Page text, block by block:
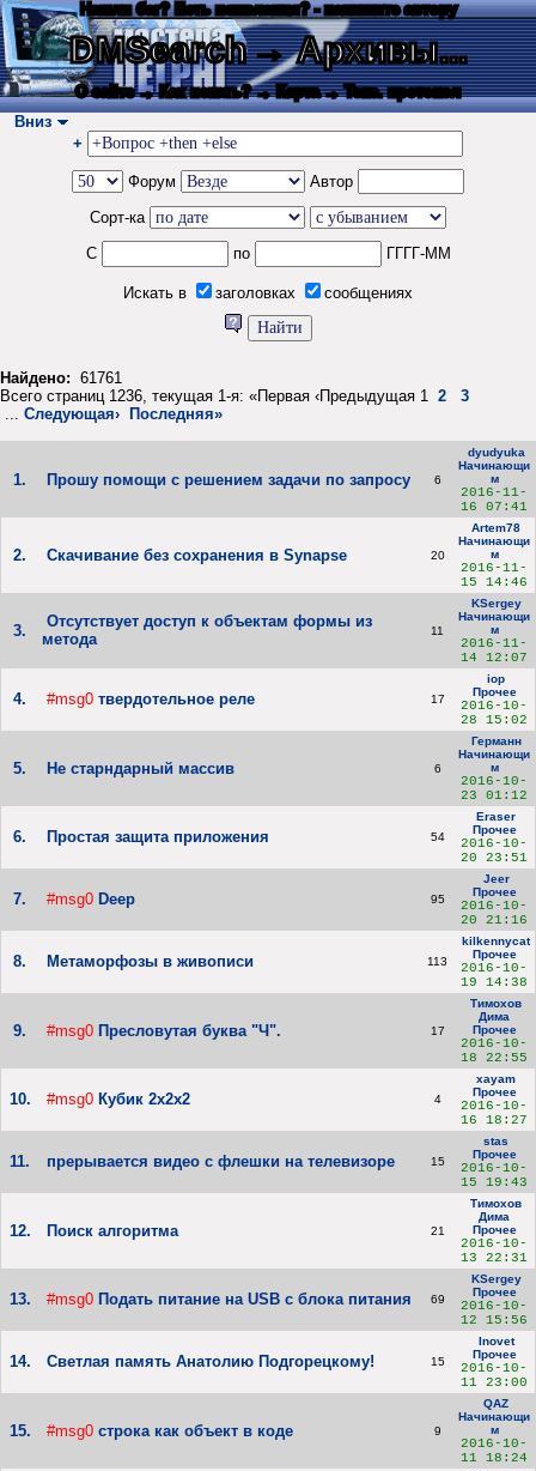
Нашли баг? Есть пожелания? - напишите автору
DMSearch→ Архивы...
О сайте → Как искать? → Карта → Текс. протокол
Вниз
+
Форум
Автор
Сорт-ка
С
по ГГГГ-ММ
Искать в заголовках сообщениях
Найдено: 61761
Всего страниц 1236, текущая 1-я: «Первая ‹Предыдущая 1 2
3
... Следующая› Последняя»
1. Прошу помощи с решением задачи по запросу 6
dyudyuka
Начинающи
м
2016-11-
16 07:41
2. Скачивание без сохранения в Synapse 20
Artem78
Начинающи
м
2016-11-
15 14:46
3.
Отсутствует доступ к объектам формы из
метода
11
KSergey
Начинающи
м
2016-11-
14 12:07
4. #msg0 твердотельное реле 17
iop
Прочее
2016-10-
28 15:02
5. Не старндарный массив 6
Германн
Начинающи
м
2016-10-
23 01:12
6. Простая защита приложения 54
Eraser
Прочее
2016-10-
20 23:51
7. #msg0 Deep 95
Jeer
Прочее
2016-10-
20 21:16
8. Метаморфозы в живописи 113
kilkennycat
Прочее
2016-10-
19 14:38
9. #msg0 Пресловутая буква "Ч". 17
Тимохов
Дима
Прочее
2016-10-
18 22:55
10. #msg0 Кубик 2х2х2 4
xayam
Прочее
2016-10-
16 18:27
11. прерывается видео с флешки на телевизоре 15
stas
Прочее
2016-10-
15 19:43
12. Поиск алгоритма 21
Тимохов
Дима
Прочее
2016-10-
13 22:31
13. #msg0 Подать питание на USB с блока питания 69
KSergey
Прочее
2016-10-
12 15:56
14. Светлая память Анатолию Подгорецкому! 15
Inovet
Прочее
2016-10-
11 23:00
15. #msg0 строка как объект в коде 9
QAZ
Начинающи
м
2016-10-
11 18:24